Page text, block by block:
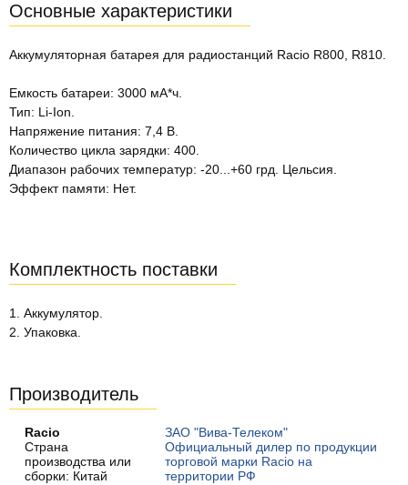
Основные характеристики
Аккумуляторная батарея для радиостанций Racio R800, R810.
Емкость батареи: 3000 мА*ч.
Тип: Li-Ion.
Напряжение питания: 7,4 В.
Количество цикла зарядки: 400.
Диапазон рабочих температур: -20...+60 грд. Цельсия.
Эффект памяти: Нет.
Комплектность поставки
1. Аккумулятор.
2. Упаковка.
Производитель
Racio
Страна
производства или
сборки: Китай
ЗАО "Вива-Телеком"
Официальный дилер по продукции
торговой марки Racio на
территории РФ